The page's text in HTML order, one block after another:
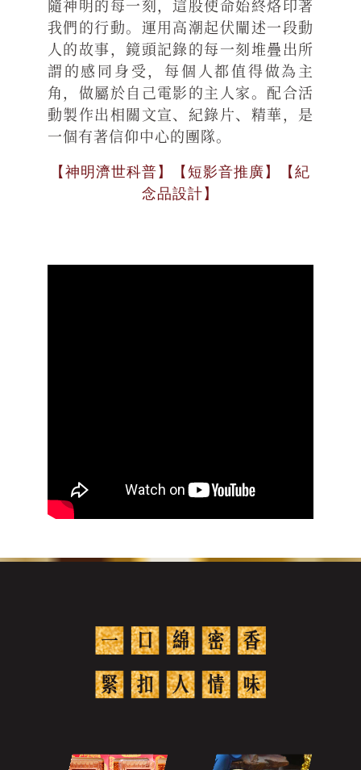
隨神明的每一刻，這股使命始終烙印著
我們的行動。運用高潮起伏闡述一段動
人的故事，鏡頭記錄的每一刻堆疊出所
謂的感同身受，每個人都值得做為主
角，做屬於自己電影的主人家。配合活
動製作出相關文宣、紀錄片、精華，是
一個有著信仰中心的團隊。
【神明濟世科普】【短影音推廣】【紀
念品設計】